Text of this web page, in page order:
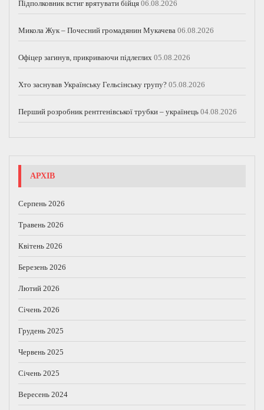
Підполковник встиг врятувати бійця 06.08.2026
Микола Жук – Почесний громадянин Мукачева 06.08.2026
Офіцер загинув, прикриваючи підлеглих 05.08.2026
Хто заснував Українську Гельсінську групу? 05.08.2026
Перший розробник рентгенівської трубки – українець 04.08.2026
АРХІВ
Серпень 2026
Травень 2026
Квітень 2026
Березень 2026
Лютий 2026
Січень 2026
Грудень 2025
Червень 2025
Січень 2025
Вересень 2024